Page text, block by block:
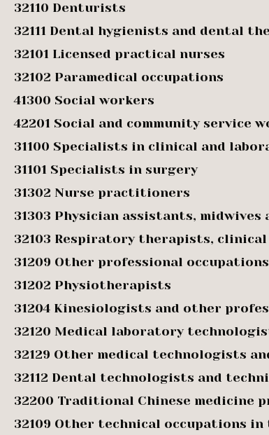
32110 Denturists
32111 Dental hygienists and dental
32101 Licensed practical nurses
32102 Paramedical occupations
41300 Social workers
42201 Social and community service
31100 Specialists in clinical and
31101 Specialists in surgery
31302 Nurse practitioners
31303 Physician assistants,
32103 Respiratory therapists,
31209 Other professional
31202 Physiotherapists
31204 Kinesiologists and other
32120 Medical laboratory
32129 Other medical technologists
32112 Dental technologists and
32200 Traditional Chinese
32109 Other technical occupations in